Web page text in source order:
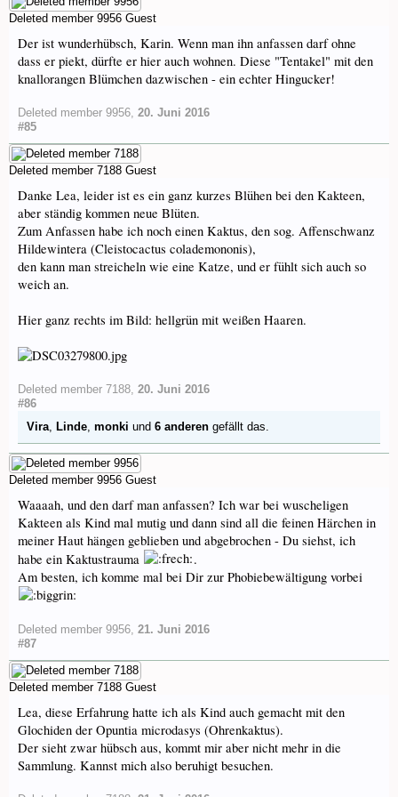
Deleted member 9956 Guest
Der ist wunderhübsch, Karin. Wenn man ihn anfassen darf ohne
dass er piekt, dürfte er hier auch wohnen. Diese "Tentakel" mit den
knallorangen Blümchen dazwischen - ein echter Hingucker!
Deleted member 9956, 20. Juni 2016
#85
Deleted member 7188 Guest
Danke Lea, leider ist es ein ganz kurzes Blühen bei den Kakteen,
aber ständig kommen neue Blüten.
Zum Anfassen habe ich noch einen Kaktus, den sog. Affenschwanz
Hildewintera (Cleistocactus colademononis),
den kann man streicheln wie eine Katze, und er fühlt sich auch so
weich an.
Hier ganz rechts im Bild: hellgrün mit weißen Haaren.
Deleted member 7188, 20. Juni 2016
#86
Vira, Linde, monki und 6 anderen gefällt das.
Deleted member 9956 Guest
Waaaah, und den darf man anfassen? Ich war bei wuscheligen
Kakteen als Kind mal mutig und dann sind all die feinen Härchen in
meiner Haut hängen geblieben und abgebrochen - Du siehst, ich
habe ein Kaktustrauma
.
Am besten, ich komme mal bei Dir zur Phobiebewältigung vorbei
Deleted member 9956, 21. Juni 2016
#87
Deleted member 7188 Guest
Lea, diese Erfahrung hatte ich als Kind auch gemacht mit den
Glochiden der Opuntia microdasys (Ohrenkaktus).
Der sieht zwar hübsch aus, kommt mir aber nicht mehr in die
Sammlung. Kannst mich also beruhigt besuchen.